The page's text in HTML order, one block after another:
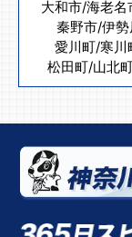
大和市/海老名
秦野市/伊
愛川町/寒川
松田町/山北